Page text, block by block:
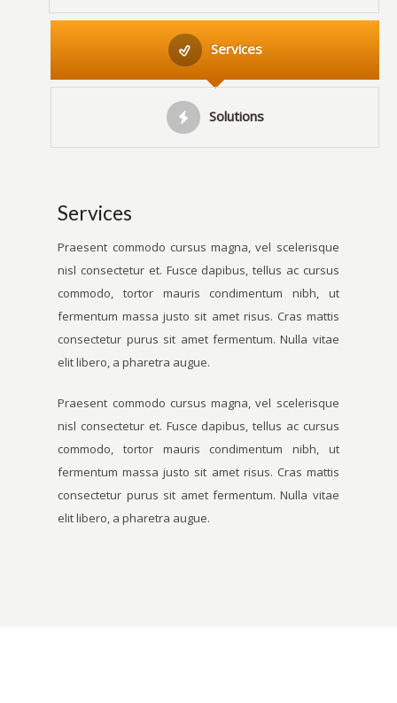
Services
Solutions
Services
Praesent commodo cursus magna, vel scelerisque
nisl consectetur et. Fusce dapibus, tellus ac cursus
commodo, tortor mauris condimentum nibh, ut
fermentum massa justo sit amet risus. Cras mattis
consectetur purus sit amet fermentum. Nulla vitae
elit libero, a pharetra augue.
Praesent commodo cursus magna, vel scelerisque
nisl consectetur et. Fusce dapibus, tellus ac cursus
commodo, tortor mauris condimentum nibh, ut
fermentum massa justo sit amet risus. Cras mattis
consectetur purus sit amet fermentum. Nulla vitae
elit libero, a pharetra augue.